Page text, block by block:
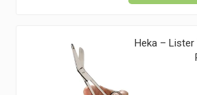
Heka –